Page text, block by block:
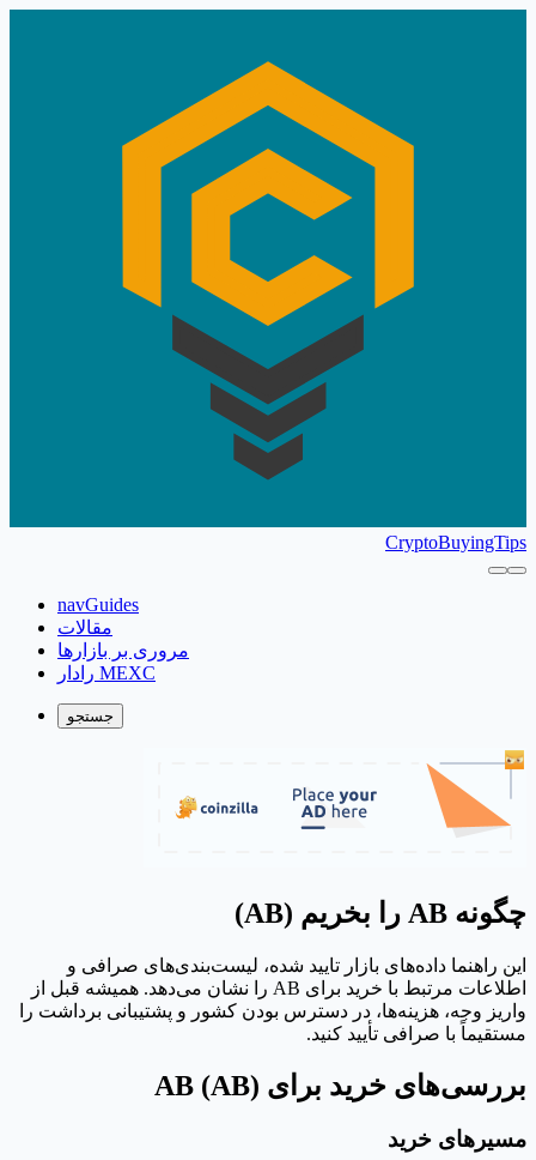
CryptoBuyingTips
navGuides
مقالات
مروری بر بازارها
رادار MEXC
جستجو
چگونه AB را بخریم (AB)
این راهنما داده‌های بازار تایید شده، لیست‌بندی‌های صرافی و
اطلاعات مرتبط با خرید برای AB را نشان می‌دهد. همیشه قبل از
واریز وجه، هزینه‌ها، در دسترس بودن کشور و پشتیبانی برداشت را
مستقیماً با صرافی تأیید کنید.
بررسی‌های خرید برای AB (AB)
مسیرهای خرید